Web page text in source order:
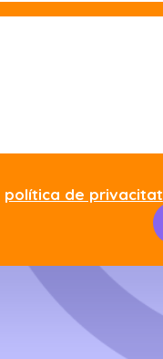
política de privacitat